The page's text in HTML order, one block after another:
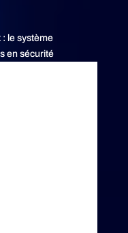
: le système
en sécurité